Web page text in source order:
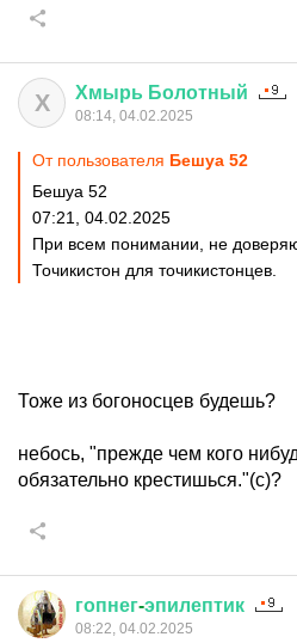
Х Хмырь Болотный
08:14, 04.02.2025
От пользователя Бешуа 52
Бешуа 52
07:21, 04.02.2025
При всем понимании, не
Точикистон для точикистонцев.
Тоже из богоносцев будешь?
небось, "прежде чем кого
обязательно крестишься."(с)?
гопнег-эпилептик
08:22, 04.02.2025